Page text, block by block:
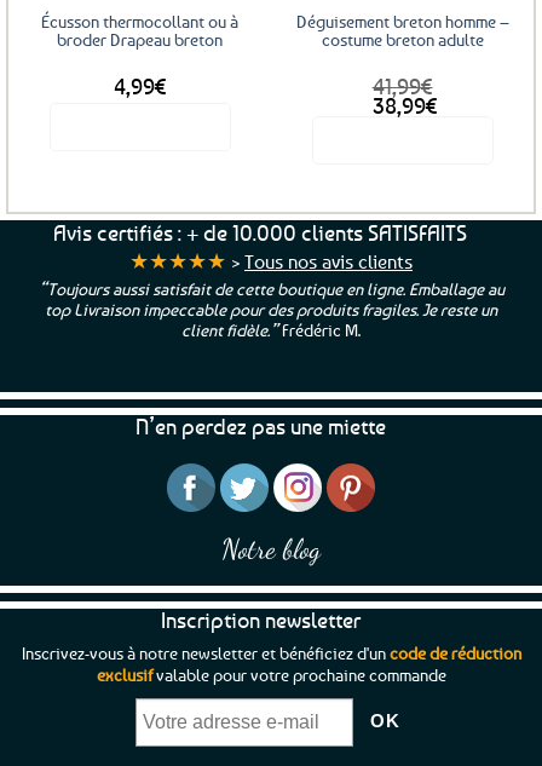
Écusson thermocollant ou à
broder Drapeau breton
4,99€
a
plusieurs
Les
options
choisies
sur
Déguisement breton homme –
costume breton adulte
41,99€
Le
prix
38,99€
Le
prix
Avis certifiés : + de 10.000 clients SATISFAITS
★★★★★ > Tous nos avis clients
“Toujours aussi satisfait de cette boutique en ligne. Emballage au
top Livraison impeccable pour des produits fragiles. Je reste un
client fidèle.”Frédéric M.
N’en perdez pas une miette
Notre blog
Inscription newsletter
Inscrivez-vous à notre newsletter et bénéficiez d'uncode de réduction
exclusifvalable pour votre prochaine commande